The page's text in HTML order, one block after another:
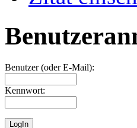
Benutzer (oder E-Mail):
Kennwort: